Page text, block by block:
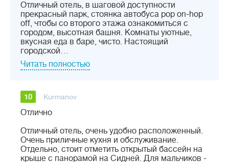
Отличный отель, в шаговой доступности
прекрасный парк, стоянка автобуса рop on-hop
off, чтобы со второго этажа ознакомиться с
городом, высотная башня. Комнаты уютные,
вкусная еда в баре, чисто. Настоящий
городской…
Читать полностью
10 Kurmanov
Отлично
Отличный отель, очень удобно расположенный.
Очень приличные кухня и обслуживание.
Отдельно, стоит отметить открытый бассейн на
крыше с панорамой на Сидней. Для мальчиков -